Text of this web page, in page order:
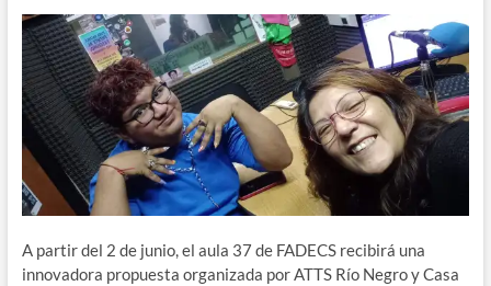
A partir del 2 de junio, el aula 37 de FADECS recibirá una
innovadora propuesta organizada por ATTS Río Negro y Casa